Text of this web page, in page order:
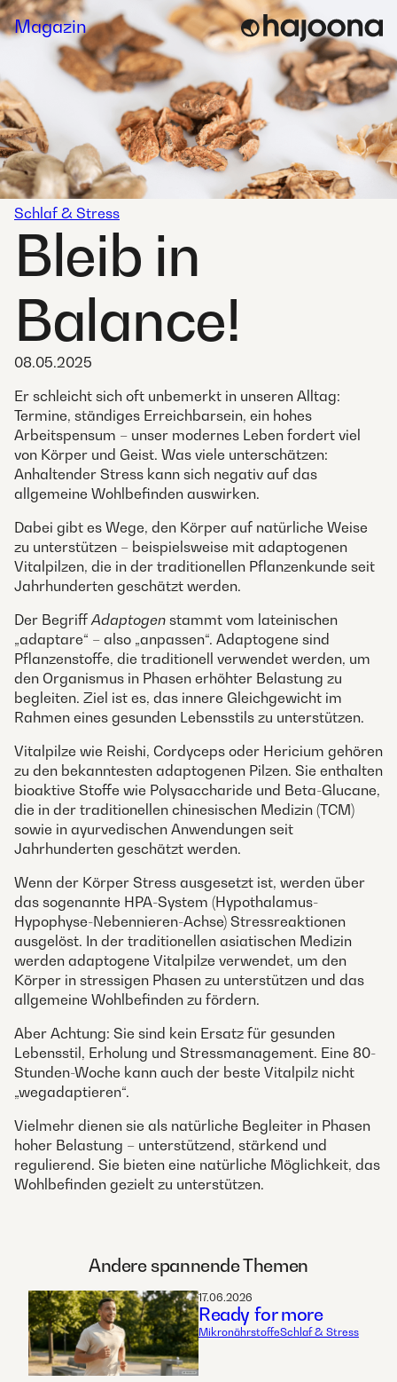
Skip
toMagazin
Schlaf & Stress
Bleib in
Balance!
08.05.2025
Er schleicht sich oft unbemerkt in unseren Alltag:
Termine, ständiges Erreichbarsein, ein hohes
Arbeitspensum – unser modernes Leben fordert viel
von Körper und Geist. Was viele unterschätzen:
Anhaltender Stress kann sich negativ auf das
allgemeine Wohlbefinden auswirken.
Dabei gibt es Wege, den Körper auf natürliche Weise
zu unterstützen – beispielsweise mit adaptogenen
Vitalpilzen, die in der traditionellen Pflanzenkunde seit
Jahrhunderten geschätzt werden.
Der BegriffAdaptogen stammt vom lateinischen
„adaptare“ – also „anpassen“. Adaptogene sind
Pflanzenstoffe, die traditionell verwendet werden, um
den Organismus in Phasen erhöhter Belastung zu
begleiten. Ziel ist es, das innere Gleichgewicht im
Rahmen eines gesunden Lebensstils zu unterstützen.
Vitalpilze wie Reishi, Cordyceps oder Hericium gehören
zu den bekanntesten adaptogenen Pilzen. Sie enthalten
bioaktive Stoffe wie Polysaccharide und Beta-Glucane,
die in der traditionellen chinesischen Medizin (TCM)
sowie in ayurvedischen Anwendungen seit
Jahrhunderten geschätzt werden.
Wenn der Körper Stress ausgesetzt ist, werden über
das sogenannte HPA-System (Hypothalamus-
Hypophyse-Nebennieren-Achse) Stressreaktionen
ausgelöst. In der traditionellen asiatischen Medizin
werden adaptogene Vitalpilze verwendet, um den
Körper in stressigen Phasen zu unterstützen und das
allgemeine Wohlbefinden zu fördern.
Aber Achtung: Sie sind kein Ersatz für gesunden
Lebensstil, Erholung und Stressmanagement. Eine 80-
Stunden-Woche kann auch der beste Vitalpilz nicht
„wegadaptieren“.
Vielmehr dienen sie als natürliche Begleiter in Phasen
hoher Belastung – unterstützend, stärkend und
regulierend. Sie bieten eine natürliche Möglichkeit, das
Wohlbefinden gezielt zu unterstützen.
Andere spannende Themen
17.06.2026
Ready for more
MikronährstoffeSchlaf & Stress